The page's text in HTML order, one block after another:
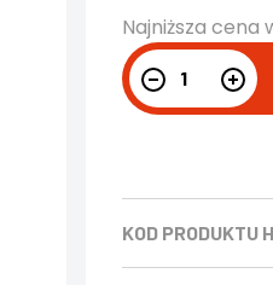
Najniższa
KOD PRODUKTU